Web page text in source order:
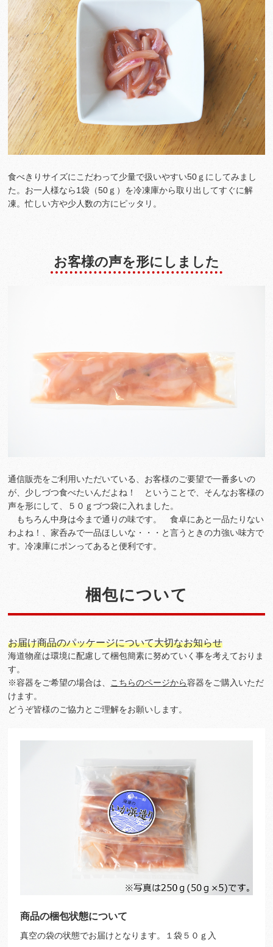
食べきりサイズにこだわって少量で扱いやすい50ｇにしてみまし
た。お一人様なら1袋（50ｇ）を冷凍庫から取り出してすぐに解
凍。忙しい方や少人数の方にピッタリ。
お客様の声を形にしました
通信販売をご利用いただいている、お客様のご要望で一番多いの
が、少しづつ食べたいんだよね！ ということで、そんなお客様の
声を形にして、５０ｇづつ袋に入れました。
もちろん中身は今まで通りの味です。 食卓にあと一品たりない
わよね！、家呑みで一品ほしいな・・・と言うときの力強い味方で
す。冷凍庫にポンってあると便利です。
梱包について
お届け商品のパッケージについて大切なお知らせ
海道物産は環境に配慮して梱包簡素に努めていく事を考えておりま
す。
※容器をご希望の場合は、 こちらのページから容器をご購入いただ
けます。
どうぞ皆様のご協力とご理解をお願いします。
商品の梱包状態について
真空の袋の状態でお届けとなります。１袋５０ｇ入